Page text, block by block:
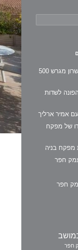
וילה במושב בשרון מגרש 500
לשדות
אמיר ארליך
של מפקח
מפקח בניה
חפר
חפר
חפר